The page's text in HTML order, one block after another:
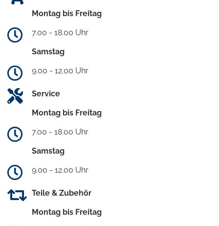
Montag bis Freitag
7.00 - 18.00 Uhr
Samstag
9.00 - 12.00 Uhr
Service
Montag bis Freitag
7.00 - 18.00 Uhr
Samstag
9.00 - 12.00 Uhr
Teile & Zubehör
Montag bis Freitag